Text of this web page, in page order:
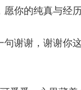
你的纯真与经历
谢谢，谢谢你